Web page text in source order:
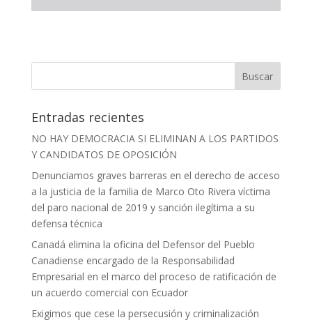
Entradas recientes
NO HAY DEMOCRACIA SI ELIMINAN A LOS PARTIDOS
Y CANDIDATOS DE OPOSICIÓN
Denunciamos graves barreras en el derecho de acceso
a la justicia de la familia de Marco Oto Rivera víctima
del paro nacional de 2019 y sanción ilegítima a su
defensa técnica
Canadá elimina la oficina del Defensor del Pueblo
Canadiense encargado de la Responsabilidad
Empresarial en el marco del proceso de ratificación de
un acuerdo comercial con Ecuador
Exigimos que cese la persecusión y criminalización